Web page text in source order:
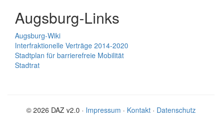
Augsburg-Links
Augsburg-Wiki
Interfraktionelle Verträge 2014-2020
Stadtplan für barrierefreie Mobilität
Stadtrat
© 2026 DAZ v2.0 · Impressum · Kontakt · Datenschutz